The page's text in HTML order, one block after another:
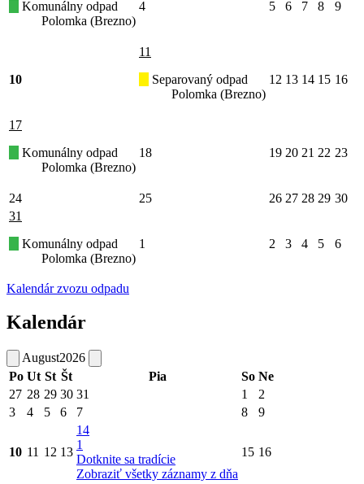
Komunálny odpad
Polomka (Brezno)
4 5 6 7 8 9
10
11
Separovaný odpad
Polomka (Brezno)
12 13 14 15 16
17
Komunálny odpad
Polomka (Brezno)
18 19 20 21 22 23
24 25 26 27 28 29 30
31
Komunálny odpad
Polomka (Brezno)
1 2 3 4 5 6
Kalendár zvozu odpadu
Kalendár
August2026
Po Ut St Št Pia So Ne
27 28 29 30 31 1
2
3
4 5 6 7 8 9
10 11 12 13
14
1
Dotknite sa tradície
Zobraziť všetky záznamy z dňa
15 16